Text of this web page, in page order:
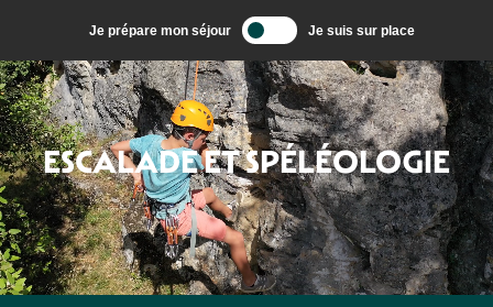
contenu
principal
Je prépare mon séjour Je suis sur place
ESCALADE ET SPÉLÉOLOGIE